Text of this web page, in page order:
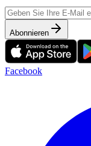
Abonnieren
Facebook